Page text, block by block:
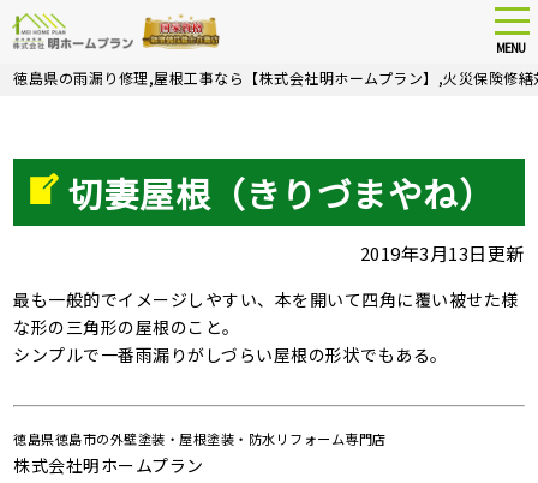
Skip
MENU
徳島県の雨漏り修理,屋根工事なら【株式会社明ホームプラン】,火災保険修繕
切妻屋根（きりづまやね）
2019年3月13日更新
最も一般的でイメージしやすい、本を開いて四角に覆い被せた様
な形の三角形の屋根のこと。
シンプルで一番雨漏りがしづらい屋根の形状でもある。
徳島県徳島市の外壁塗装・屋根塗装・防水リフォーム専門店
株式会社明ホームプラン